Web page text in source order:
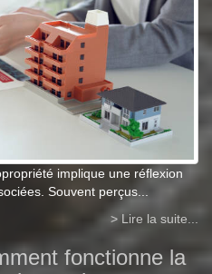
implique une réflexion
Souvent perçus...
> Lire la suite...
fonctionne la